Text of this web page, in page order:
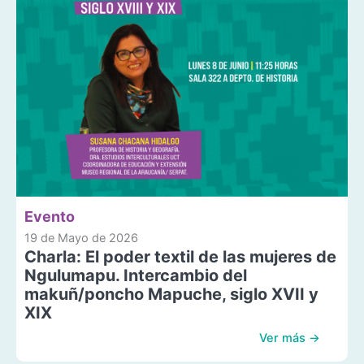
Evento
19 de Mayo de 2026
Charla: El poder textil de las mujeres de
Ngulumapu. Intercambio del
makuñ/poncho Mapuche, siglo XVII y
XIX
Ver más →